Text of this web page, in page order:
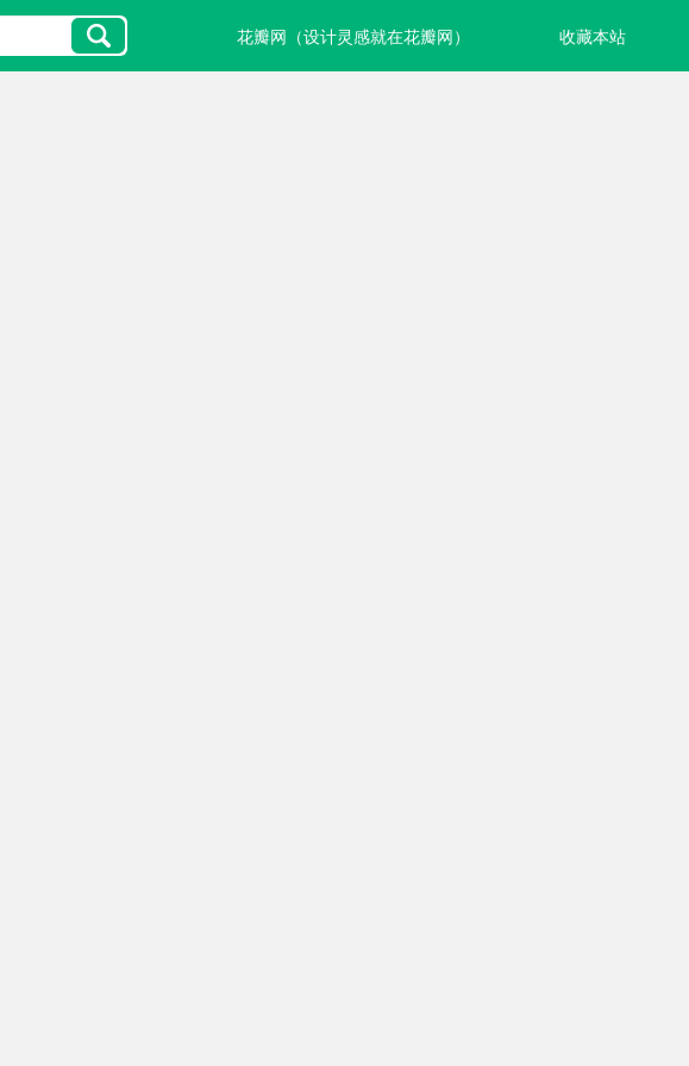
花瓣网（设计灵感就在花瓣网） 收藏本站